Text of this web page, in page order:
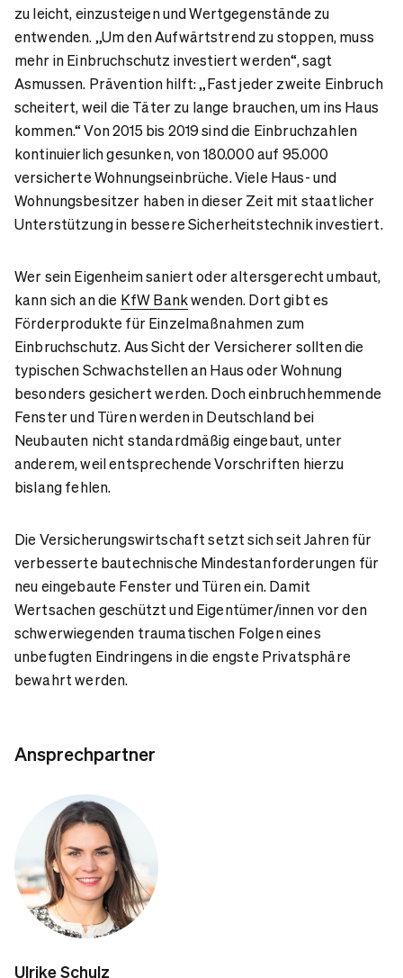
zu leicht, einzusteigen und Wertgegenstände zu
entwenden. „Um den Aufwärtstrend zu stoppen, muss
mehr in Einbruchschutz investiert werden“, sagt
Asmussen. Prävention hilft: „Fast jeder zweite Einbruch
scheitert, weil die Täter zu lange brauchen, um ins Haus
kommen.“ Von 2015 bis 2019 sind die Einbruchzahlen
kontinuierlich gesunken, von 180.000 auf 95.000
versicherte Wohnungseinbrüche. Viele Haus- und
Wohnungsbesitzer haben in dieser Zeit mit staatlicher
Unterstützung in bessere Sicherheitstechnik investiert.
Wer sein Eigenheim saniert oder altersgerecht umbaut,
kann sich an die KfW Bankwenden. Dort gibt es
Förderprodukte für Einzelmaßnahmen zum
Einbruchschutz. Aus Sicht der Versicherer sollten die
typischen Schwachstellen an Haus oder Wohnung
besonders gesichert werden. Doch einbruchhemmende
Fenster und Türen werden in Deutschland bei
Neubauten nicht standardmäßig eingebaut, unter
anderem, weil entsprechende Vorschriften hierzu
bislang fehlen.
Die Versicherungswirtschaft setzt sich seit Jahren für
verbesserte bautechnische Mindestanforderungen für
neu eingebaute Fenster und Türen ein. Damit
Wertsachen geschützt und Eigentümer/innen vor den
schwerwiegenden traumatischen Folgen eines
unbefugten Eindringens in die engste Privatsphäre
bewahrt werden.
Ansprechpartner
Ulrike Schulz